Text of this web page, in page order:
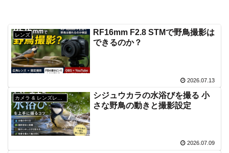
レンズ
RF16mm F2.8 STMで野鳥撮影は
できるのか？
2026.07.13
シジュウカラの水浴びを撮る 小
さな野鳥の動きと撮影設定
2026.07.09